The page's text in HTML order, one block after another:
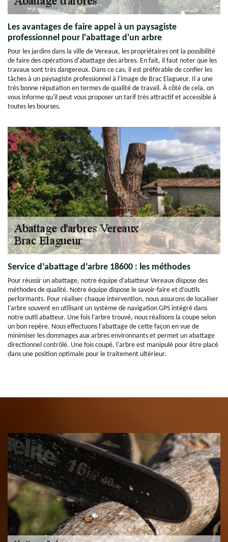
Les avantages de faire appel à un paysagiste
professionnel pour l'abattage d'un arbre
Pour les jardins dans la ville de Vereaux, les propriétaires ont la possibilité
de faire des opérations d'abattage des arbres. En fait, il faut noter que les
travaux sont très dangereux. Dans ce cas, il est préférable de confier les
tâches à un paysagiste professionnel à l'image de Brac Elagueur. Il a une
très bonne réputation en termes de qualité de travail. À côté de cela, on
vous informe qu'il peut vous proposer un tarif très attractif et accessible à
toutes les bourses.
Service d’abattage d’arbre 18600 : les méthodes
Pour réussir un abattage, notre équipe d’abatteur Vereaux dispose des
méthodes de qualité. Notre équipe dispose le savoir-faire et d’outils
performants. Pour réaliser chaque intervention, nous assurons de localiser
l’arbre souvent en utilisant un système de navigation GPS intégré dans
notre outil abatteur. Une fois l’arbre trouvé, nous réalisons la coupe selon
un bon repère. Nous effectuons l’abattage de cette façon en vue de
minimiser les dommages aux arbres environnants et permet un abattage
directionnel contrôlé. Une fois coupé, l'arbre est manipulé pour être placé
dans une position optimale pour le traitement ultérieur.